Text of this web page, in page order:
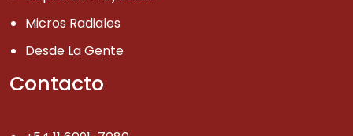
Micros Radiales
Desde La Gente
Contacto